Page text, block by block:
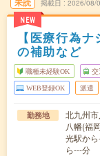
NEW
掲載日 2026/08/
【医療行為
の補助など
職種未経験OK 交
WEB登録OK 派遣
勤務地
北九州
八幡(福
光駅か
ら---分